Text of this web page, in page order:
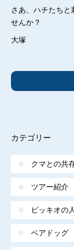
さあ、ハチたちと
せんか？
大塚
カテゴリー
クマとの共
ツアー紹介
ピッキオの
ベアドッグ